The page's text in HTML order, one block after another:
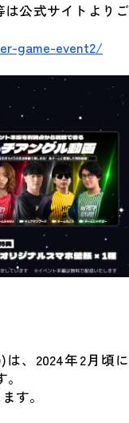
公式サイトよりご
game-event2/
、2024年2月頃に
す。